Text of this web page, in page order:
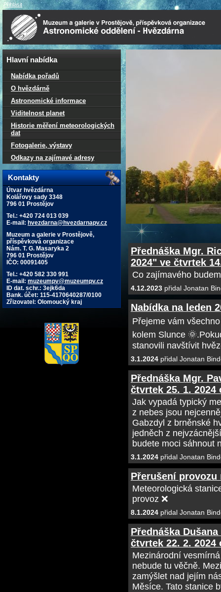
Hlavní nabídka
Nabídka pořadů
O hvězdárně
Astronomické informace
Viditelnost planet
Historie měření meteorologických
dat
Fotogalerie, výstavy
Odkazy na zajímavé adresy
Kontakty
Útvar hvězdárna
Kolářovy sady 3348
796 01 Prostějov
Tel.: +420 724 013 039
E-mail: hvezdarna@hvezdarnapv.cz
Muzeum a galerie v Prostějově,
příspěvková organizace
Nám. T. G. Masaryka 2
796 01 Prostějov
IČO: 00091405
Tel.: +420 582 330 991
E-mail: muzeumpv@muzeumpv.cz
ID dat. schr.: 3ejk6da
Bank. účet: 115-4170640287/0100
Zřizovatel: Olomoucký kraj
Přednáška Mgr.
2024" ve čtvrtek
Co zajímavého
4.12.2023 přidal Jonatan
Nabídka na leden
Přejeme vám
kolem Slunce
stanovili navštívit
3.1.2024 přidal Jonatan
Přednáška Mgr.
čtvrtek 25. 1. 2024
Jak vypadá typický
z nebes jsou
Gabzdyl z brněnské
jedněch z
budete moci sáhnout
3.1.2024 přidal Jonatan
Přerušení provozu
Meteorologická
provoz ❌
8.1.2024 přidal Jonatan
Přednáška
čtvrtek 22. 2. 2024
Mezinárodní
nebude tu věčně.
zamýšlet nad jejím
Měsíce. Tato stanice
Přihlásit